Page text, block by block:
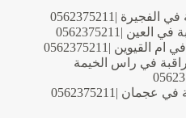
|0562375211
|0562375211
|0562375211
في راس الخيمة
|0562375211